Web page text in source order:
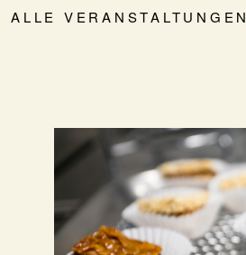
ALLE VERANSTALTUNGEN